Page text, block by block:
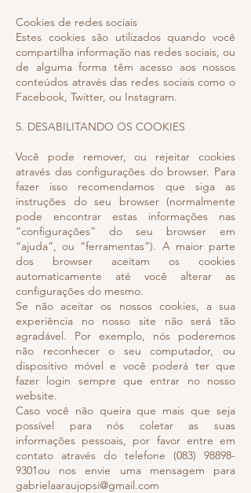
Cookies de redes sociais
Estes cookies são utilizados quando você
compartilha informação nas redes sociais, ou
de alguma forma têm acesso aos nossos
conteúdos através das redes sociais como o
Facebook, Twitter, ou Instagram.
5. DESABILITANDO OS COOKIES
Você pode remover, ou rejeitar cookies
através das configurações do browser. Para
fazer isso recomendamos que siga as
instruções do seu browser (normalmente
pode encontrar estas informações nas
“configurações” do seu browser em
“ajuda”, ou “ferramentas”). A maior parte
dos browser aceitam os cookies
automaticamente até você alterar as
configurações do mesmo.
Se não aceitar os nossos cookies, a sua
experiência no nosso site não será tão
agradável. Por exemplo, nós poderemos
não reconhecer o seu computador, ou
dispositivo móvel e você poderá ter que
fazer login sempre que entrar no nosso
website.
Caso você não queira que mais que seja
possível para nós coletar as suas
informações pessoais, por favor entre em
contato através do telefone (083) 98898-
9301ou nos envie uma mensagem para
gabrielaaraujopsi@gmail.com